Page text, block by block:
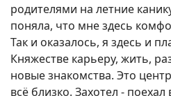
родителями на летние
поняла, что мне здесь
Так и оказалось, я здесь и
Княжестве карьеру, жить,
новые знакомства. Это
всё близко. Захотел -